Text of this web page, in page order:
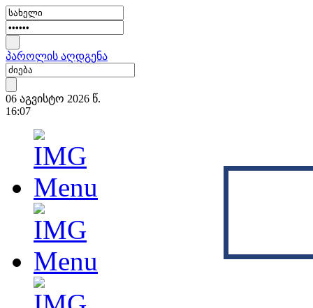
პაროლის აღდგენა
06 აგვისტო 2026 წ.
16:07